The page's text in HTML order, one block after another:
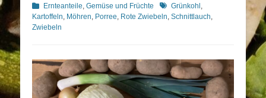
Kategorien
Ernteanteile, Gemüse und Früchte Schlagworte
Grünkohl ,
Kartoffeln, Möhren, Porree, Rote Zwiebeln, Schnittlauch,
Zwiebeln